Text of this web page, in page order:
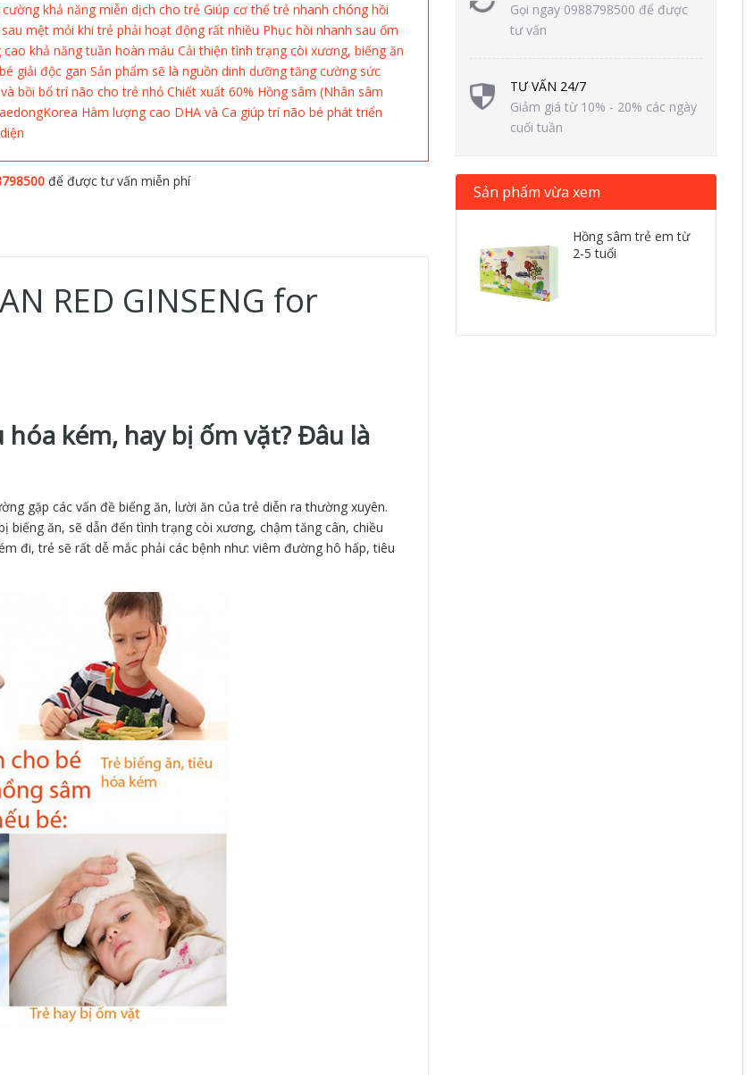
cường khả năng miễn dịch cho trẻ Giúp cơ thể trẻ nhanh chóng hồi
mệt mỏi khi trẻ phải hoạt động rất nhiều Phục hồi nhanh sau ốm
cao khả năng tuần hoàn máu Cải thiện tình trạng còi xương, biếng ăn
giải độc gan Sản phẩm sẽ là nguồn dinh dưỡng tăng cường sức
bồi bổ trí não cho trẻ nhỏ Chiết xuất 60% Hồng sâm (Nhân sâm
Hàm lượng cao DHA và Ca giúp trí não bé phát triển
để được tư vấn miễn phí
RED GINSENG for
kém, hay bị ốm vặt? Đâu là
gặp các vấn đề biếng ăn, lười ăn của trẻ diễn ra thường xuyên.
biếng ăn, sẽ dẫn đến tình trạng còi xương, chậm tăng cân, chiều
đi, trẻ sẽ rất dễ mắc phải các bệnh như: viêm đường hô hấp, tiêu
Gọi ngay 0988798500 để được
tư vấn
TƯ VẤN 24/7
Giảm giá từ 10% - 20% các ngày
cuối tuần
Sản phẩm vừa xem
Hồng sâm trẻ em từ
2-5 tuổi